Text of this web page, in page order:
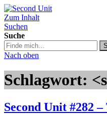
Second Unit
Zum Inhalt
Suchen
Suche
Suche
in
podcast.de/
Nach oben
Schlagwort:
Second Unit #282